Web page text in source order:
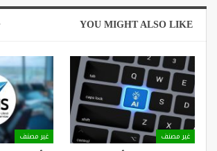
YOU MIGHT ALSO LIKE
غير مصنف غير مصنف